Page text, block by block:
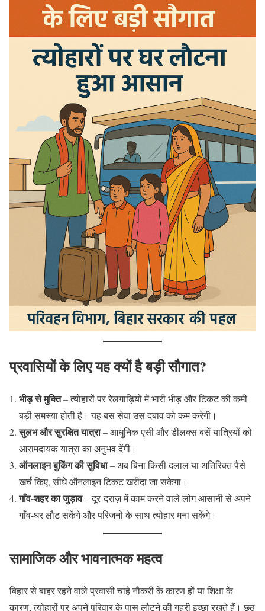
प्रवासियों के लिए यह क्यों है बड़ी सौगात?
भीड़ से मुक्ति– त्योहारों पर रेलगाड़ियों में भारी भीड़ और टिकट की कमी
बड़ी समस्या होती है। यह बस सेवा उस दबाव को कम करेगी।
सुलभ और सुरक्षित यात्रा– आधुनिक एसी और डीलक्स बसें यात्रियों को
आरामदायक यात्रा का अनुभव देंगी।
ऑनलाइन बुकिंग की सुविधा– अब बिना किसी दलाल या अतिरिक्त पैसे
खर्च किए, सीधे ऑनलाइन टिकट खरीदा जा सकेगा।
गाँव-शहर का जुड़ाव– दूर-दराज़ में काम करने वाले लोग आसानी से अपने
गाँव-घर लौट सकेंगे और परिजनों के साथ त्योहार मना सकेंगे।
सामाजिक और भावनात्मक महत्व
बिहार से बाहर रहने वाले प्रवासी चाहे नौकरी के कारण हों या शिक्षा के
कारण, त्योहारों पर अपने परिवार के पास लौटने की गहरी इच्छा रखते हैं। छठ